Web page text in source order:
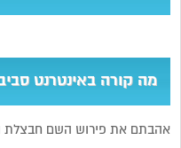
מה קורה באינטרנט
אהבתם את פירוש השם חבצלת